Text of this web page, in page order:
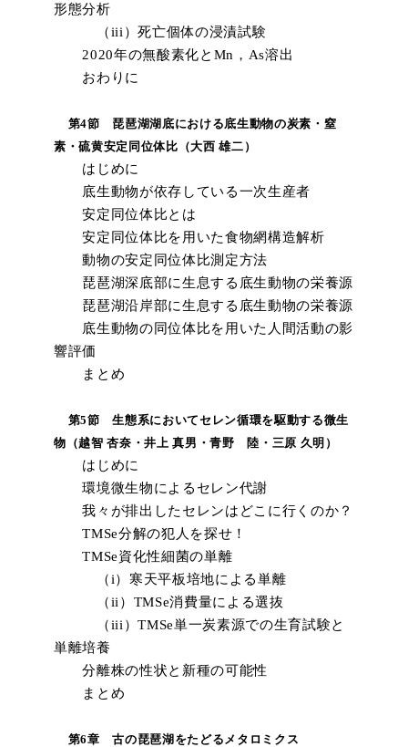
形態分析
（iii）死亡個体の浸漬試験
2020年の無酸素化とMn，As溶出
おわりに
第4節 琵琶湖湖底における底生動物の炭素・窒
素・硫黄安定同位体比（大西 雄二）
はじめに
底生動物が依存している一次生産者
安定同位体比とは
安定同位体比を用いた食物網構造解析
動物の安定同位体比測定方法
琵琶湖深底部に生息する底生動物の栄養源
琵琶湖沿岸部に生息する底生動物の栄養源
底生動物の同位体比を用いた人間活動の影
響評価
まとめ
第5節 生態系においてセレン循環を駆動する微生
物（越智 杏奈・井上 真男・青野 陸・三原 久明）
はじめに
環境微生物によるセレン代謝
我々が排出したセレンはどこに行くのか？
TMSe分解の犯人を探せ！
TMSe資化性細菌の単離
（i）寒天平板培地による単離
（ii）TMSe消費量による選抜
（iii）TMSe単一炭素源での生育試験と
単離培養
分離株の性状と新種の可能性
まとめ
第6章 古の琵琶湖をたどるメタロミクス